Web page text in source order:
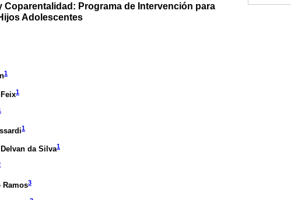
Coparentalidad: Programa de Intervención para
Adolescentes
1
1
1
da Silva1
Ramos3